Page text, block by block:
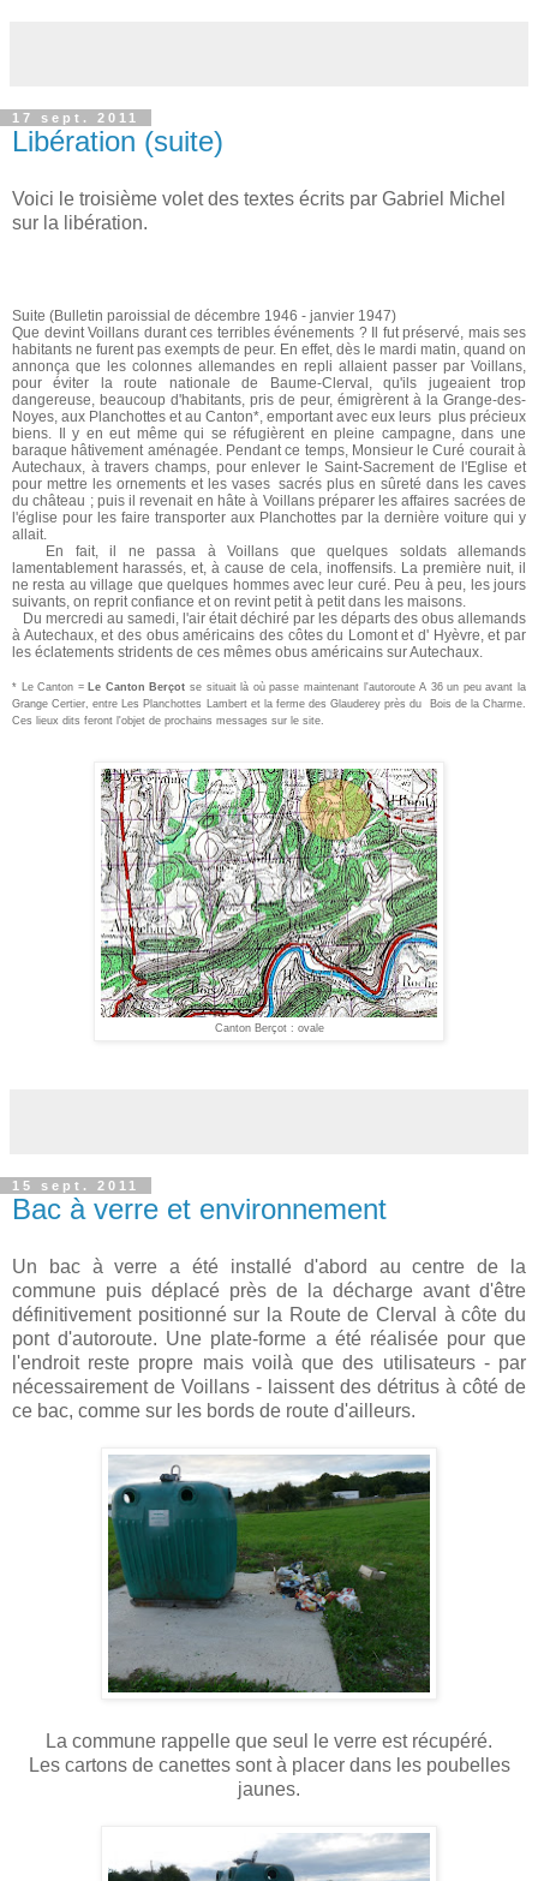
17 sept. 2011
Libération (suite)
Voici le troisième volet des textes écrits par Gabriel Michel
sur la libération.
Suite (Bulletin paroissial de décembre 1946 - janvier 1947)
Que devint Voillans durant ces terribles événements ? Il fut préservé, mais ses
habitants ne furent pas exempts de peur. En effet, dès le mardi matin, quand on
annonça que les colonnes allemandes en repli allaient passer par Voillans,
pour éviter la route nationale de Baume-Clerval, qu'ils jugeaient trop
dangereuse, beaucoup d'habitants, pris de peur, émigrèrent à la Grange-des-
Noyes, aux Planchottes et au Canton*, emportant avec eux leurs plus précieux
biens. Il y en eut même qui se réfugièrent en pleine campagne, dans une
baraque hâtivement aménagée. Pendant ce temps, Monsieur le Curé courait à
Autechaux, à travers champs, pour enlever le Saint-Sacrement de l'Eglise et
pour mettre les ornements et les vases sacrés plus en sûreté dans les caves
du château ; puis il revenait en hâte à Voillans préparer les affaires sacrées de
l'église pour les faire transporter aux Planchottes par la dernière voiture qui y
allait.
En fait, il ne passa à Voillans que quelques soldats allemands
lamentablement harassés, et, à cause de cela, inoffensifs. La première nuit, il
ne resta au village que quelques hommes avec leur curé. Peu à peu, les jours
suivants, on reprit confiance et on revint petit à petit dans les maisons.
Du mercredi au samedi, l'air était déchiré par les départs des obus allemands
à Autechaux, et des obus américains des côtes du Lomont et d' Hyèvre, et par
les éclatements stridents de ces mêmes obus américains sur Autechaux.
* Le Canton = Le Canton Berçot se situait là où passe maintenant l'autoroute A 36 un peu avant la
Grange Certier, entre Les Planchottes Lambert et la ferme des Glauderey près du Bois de la Charme.
Ces lieux dits feront l'objet de prochains messages sur le site.
Canton Berçot : ovale
15 sept. 2011
Bac à verre et environnement
Un bac à verre a été installé d'abord au centre de la
commune puis déplacé près de la décharge avant d'être
définitivement positionné sur la Route de Clerval à côte du
pont d'autoroute. Une plate-forme a été réalisée pour que
l'endroit reste propre mais voilà que des utilisateurs - par
nécessairement de Voillans - laissent des détritus à côté de
ce bac, comme sur les bords de route d'ailleurs.
La commune rappelle que seul le verre est récupéré.
Les cartons de canettes sont à placer dans les poubelles
jaunes.